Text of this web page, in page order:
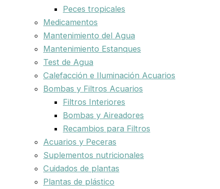
Peces tropicales
Medicamentos
Mantenimiento del Agua
Mantenimiento Estanques
Test de Agua
Calefacción e Iluminación Acuarios
Bombas y Filtros Acuarios
Filtros Interiores
Bombas y Aireadores
Recambios para Filtros
Acuarios y Peceras
Suplementos nutricionales
Cuidados de plantas
Plantas de plástico